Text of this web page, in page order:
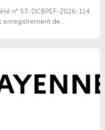
n° 53-DCBPEF-2026-114
de...